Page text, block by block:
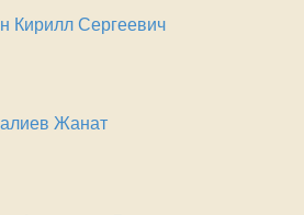
Кирилл Сергеевич
Жанат